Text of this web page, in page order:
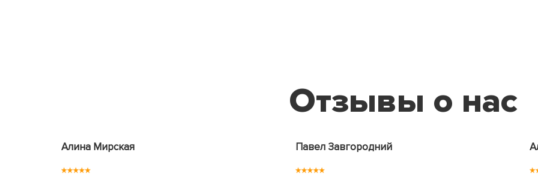
Отзывы о нас
Алина Мирская Павел Завгородний